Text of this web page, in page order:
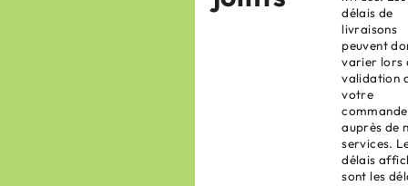
délais de
livraisons
peuvent
varier lors
validation
votre
commande
auprès de
services.
délais
sont les